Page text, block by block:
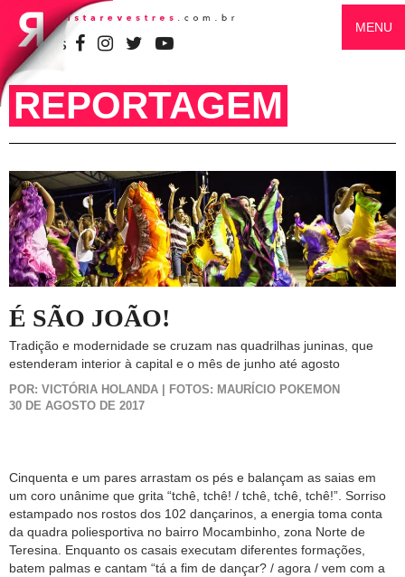
SIGA-NOS
MENU
REPORTAGEM
É SÃO JOÃO!
Tradição e modernidade se cruzam nas quadrilhas juninas, que
estenderam interior à capital e o mês de junho até agosto
POR: VICTÓRIA HOLANDA | FOTOS: MAURÍCIO POKEMON
30 DE AGOSTO DE 2017
Cinquenta e um pares arrastam os pés e balançam as saias em
um coro unânime que grita “tchê, tchê! / tchê, tchê, tchê!”. Sorriso
estampado nos rostos dos 102 dançarinos, a energia toma conta
da quadra poliesportiva no bairro Mocambinho, zona Norte de
Teresina. Enquanto os casais executam diferentes formações,
batem palmas e cantam “tá a fim de dançar? / agora / vem com a